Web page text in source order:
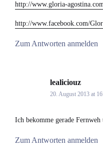
http://www.gloria-
http://www.facebook.com/
Zum Antworten anmelden
lealiciouz
20. August 2013 at
Ich bekomme gerade
Zum Antworten anmelden